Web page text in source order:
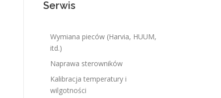
Serwis
Wymiana pieców (Harvia, HUUM,
itd.)
Naprawa sterowników
Kalibracja temperatury i
wilgotności